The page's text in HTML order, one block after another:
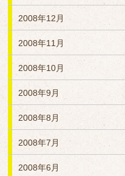
2008年12月
2008年11月
2008年10月
2008年9月
2008年8月
2008年7月
2008年6月